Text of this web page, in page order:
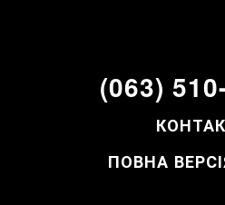
(063)
ПОВНА